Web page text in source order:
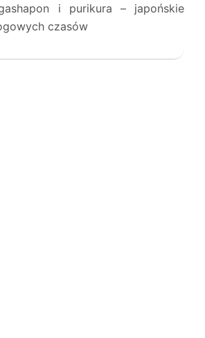
i purikura – japońskie
czasów